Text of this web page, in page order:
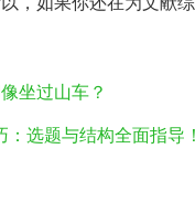
坐过山车？
选题与结构全面指导！